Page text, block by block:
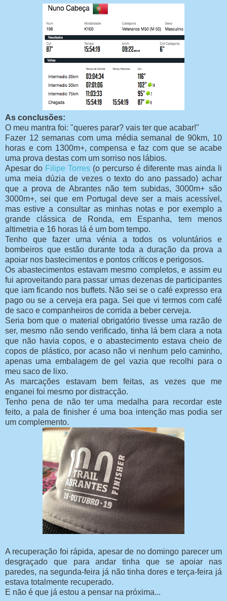
As conclusões:
O meu mantra foi: "queres parar? vais ter que acabar!"
Fazer 12 semanas com uma média semanal de 90km, 10
horas e com 1300m+, compensa e faz com que se acabe
uma prova destas com um sorriso nos lábios.
Apesar do Filipe Torres (o percurso é diferente mas ainda li
uma meia dúzia de vezes o texto do ano passado) achar
que a prova de Abrantes não tem subidas, 3000m+ são
3000m+, sei que em Portugal deve ser a mais acessível,
mas estive a consultar as minhas notas e por exemplo a
grande clássica de Ronda, em Espanha, tem menos
altimetria e 16 horas lá é um bom tempo.
Tenho que fazer uma vénia a todos os voluntários e
bombeiros que estão durante toda a duração da prova a
apoiar nos bastecimentos e pontos críticos e perigosos.
Os abastecimentos estavam mesmo completos, e assim eu
fui aproveitando para passar umas dezenas de participantes
que iam ficando nos buffets. Não sei se o café expresso era
pago ou se a cerveja era paga. Sei que vi termos com café
de saco e companheiros de corrida a beber cerveja.
Seria bom que o material obrigatório tivesse uma razão de
ser, mesmo não sendo verificado, tinha lá bem clara a nota
que não havia copos, e o abastecimento estava cheio de
copos de plástico, por acaso não vi nenhum pelo caminho,
apenas uma embalagem de gel vazia que recolhi para o
meu saco de lixo.
As marcações estavam bem feitas, as vezes que me
enganei foi mesmo por distracção.
Tenho pena de não ter uma medalha para recordar este
feito, a pala de finisher é uma boa intenção mas podia ser
um complemento.
A recuperação foi rápida, apesar de no domingo parecer um
desgraçado que para andar tinha que se apoiar nas
paredes, na segunda-feira já não tinha dores e terça-feira já
estava totalmente recuperado.
E não é que já estou a pensar na próxima...